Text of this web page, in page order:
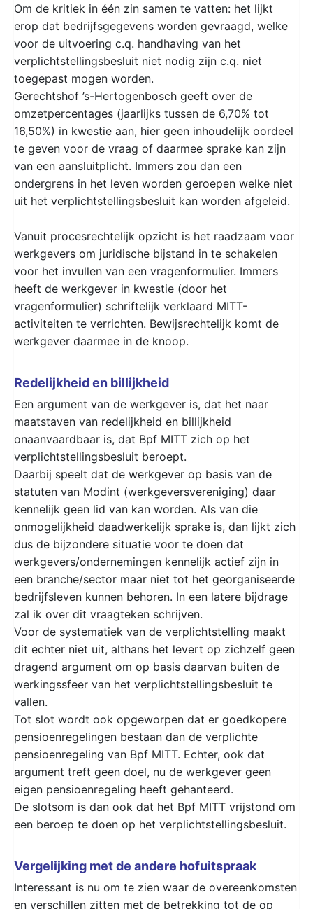
Om de kritiek in één zin samen te vatten: het lijkt
erop dat bedrijfsgegevens worden gevraagd, welke
voor de uitvoering c.q. handhaving van het
verplichtstellingsbesluit niet nodig zijn c.q. niet
toegepast mogen worden.
Gerechtshof ’s-Hertogenbosch geeft over de
omzetpercentages (jaarlijks tussen de 6,70% tot
16,50%) in kwestie aan, hier geen inhoudelijk oordeel
te geven voor de vraag of daarmee sprake kan zijn
van een aansluitplicht. Immers zou dan een
ondergrens in het leven worden geroepen welke niet
uit het verplichtstellingsbesluit kan worden afgeleid.
Vanuit procesrechtelijk opzicht is het raadzaam voor
werkgevers om juridische bijstand in te schakelen
voor het invullen van een vragenformulier. Immers
heeft de werkgever in kwestie (door het
vragenformulier) schriftelijk verklaard MITT-
activiteiten te verrichten. Bewijsrechtelijk komt de
werkgever daarmee in de knoop.
Redelijkheid en billijkheid
Een argument van de werkgever is, dat het naar
maatstaven van redelijkheid en billijkheid
onaanvaardbaar is, dat Bpf MITT zich op het
verplichtstellingsbesluit beroept.
Daarbij speelt dat de werkgever op basis van de
statuten van Modint (werkgeversvereniging) daar
kennelijk geen lid van kan worden. Als van die
onmogelijkheid daadwerkelijk sprake is, dan lijkt zich
dus de bijzondere situatie voor te doen dat
werkgevers/ondernemingen kennelijk actief zijn in
een branche/sector maar niet tot het georganiseerde
bedrijfsleven kunnen behoren. In een latere bijdrage
zal ik over dit vraagteken schrijven.
Voor de systematiek van de verplichtstelling maakt
dit echter niet uit, althans het levert op zichzelf geen
dragend argument om op basis daarvan buiten de
werkingssfeer van het verplichtstellingsbesluit te
vallen.
Tot slot wordt ook opgeworpen dat er goedkopere
pensioenregelingen bestaan dan de verplichte
pensioenregeling van Bpf MITT. Echter, ook dat
argument treft geen doel, nu de werkgever geen
eigen pensioenregeling heeft gehanteerd.
De slotsom is dan ook dat het Bpf MITT vrijstond om
een beroep te doen op het verplichtstellingsbesluit.
Vergelijking met de andere hofuitspraak
Interessant is nu om te zien waar de overeenkomsten
en verschillen zitten met de betrekking tot de op